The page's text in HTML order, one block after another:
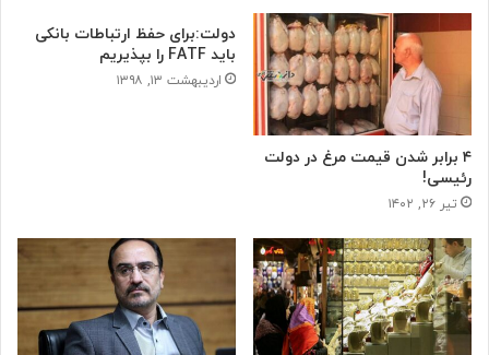
۴ برابر شدن قیمت مرغ در دولت
رئیسی!
تیر ۲۶, ۱۴۰۲
دولت:برای حفظ ارتباطات بانکی
باید FATF را بپذیریم
اردیبهشت ۱۳, ۱۳۹۸